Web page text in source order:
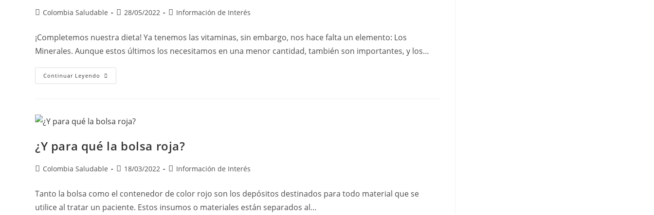
Colombia Saludable 28/05/2022 Información de Interés
¡Completemos nuestra dieta! Ya tenemos las vitaminas, sin embargo, nos hace falta un elemento: Los
Minerales. Aunque estos últimos los necesitamos en una menor cantidad, también son importantes, y los…
Continuar Leyendo
¿Y para qué la bolsa roja?
Colombia Saludable 18/03/2022 Información de Interés
Tanto la bolsa como el contenedor de color rojo son los depósitos destinados para todo material que se
utilice al tratar un paciente. Estos insumos o materiales están separados al…